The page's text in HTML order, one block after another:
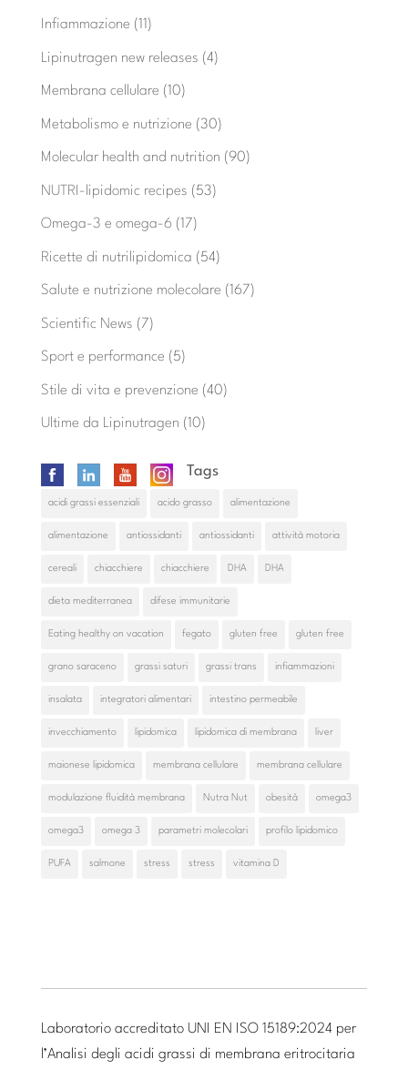
Infiammazione (11)
Lipinutragen new releases (4)
Membrana cellulare (10)
Metabolismo e nutrizione (30)
Molecular health and nutrition (90)
NUTRI-lipidomic recipes (53)
Omega-3 e omega-6(17)
Ricette di nutrilipidomica (54)
Salute e nutrizione molecolare (167)
Scientific News (7)
Sport e performance (5)
Stile di vita e prevenzione (40)
Ultime da Lipinutragen (10)
Tags
acidi grassi essenziali acido grasso alimentazione
alimentazione antiossidanti antiossidanti attività motoria
cereali chiacchiere chiacchiere DHA DHA
dieta mediterranea difese immunitarie
Eating healthy on vacation fegato gluten free gluten free
grano saraceno grassi saturi grassi trans infiammazioni
insalata integratori alimentari intestino permeabile
invecchiamento lipidomica lipidomica di membrana liver
maionese lipidomica membrana cellulare membrana cellulare
modulazione fluidità membrana Nutra Nut obesità omega3
omega3 omega 3 parametri molecolari profilo lipidomico
PUFA salmone stress stress vitamina D
Laboratorio accreditato UNI EN ISO 15189:2024 per
l’Analisi degli acidi grassi di membrana eritrocitaria